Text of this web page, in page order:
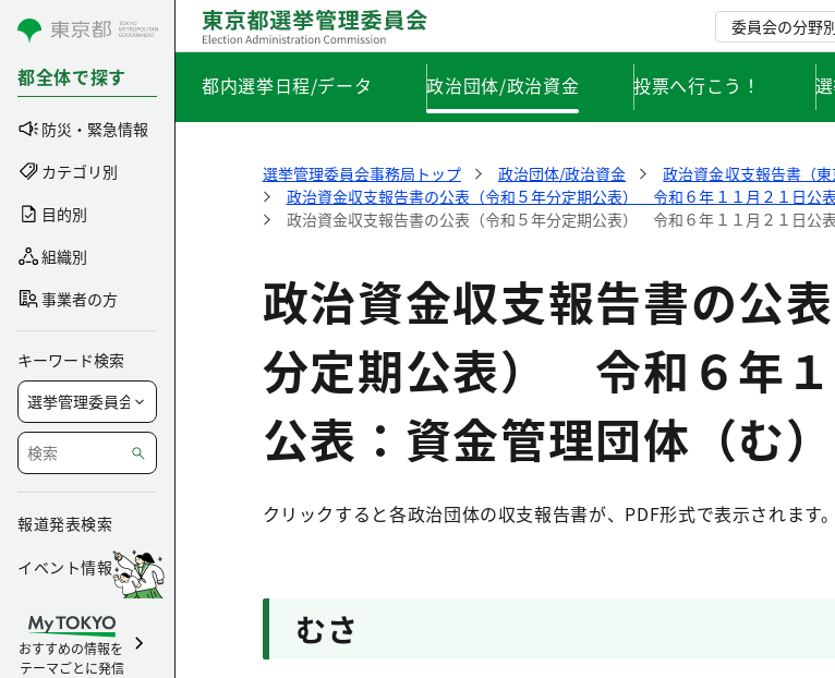
コンテンツにスキップ
都全体で探す
防災・緊急情報
カテゴリ別
目的別
組織別
事業者の方
キーワード検索
報道発表検索
イベント情報
おすすめの情報を
テーマごとに発信
委員会の分野
都内選挙日程/データ 政治団体/政治資金 投票へ行こう！
選挙管理委員会事務局トップ 政治団体/政治資金
政治資金収支報告書（東
政治資金収支報告書の公表（令和５年分定期公表） 令和６年１１月２１日公表
政治資金収支報告書の公表（令和５年分定期公表） 令和６年１１月２１日公表
政治資金収支報告書の公
分定期公表） 令和６年
公表：資金管理団体（む）
クリックすると各政治団体の収支報告書が、PDF形式で表示されます。
むさ